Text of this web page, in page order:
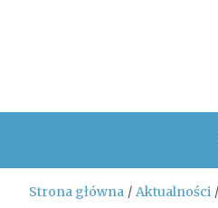
Strona główna Aktualności